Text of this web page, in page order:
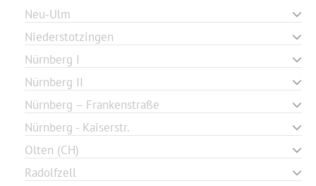
Neu-Ulm
Niederstotzingen
Nürnberg I
Nürnberg II
Nürnberg – Frankenstraße
Nürnberg - Kaiserstr.
Olten (CH)
Radolfzell